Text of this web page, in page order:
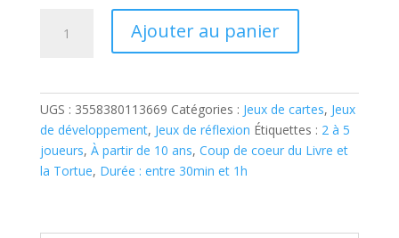
Ajouter au panier
UGS : 3558380113669 Catégories : Jeux de cartes, Jeux
de développement, Jeux de réflexion Étiquettes : 2 à 5
joueurs, À partir de 10 ans, Coup de coeur du Livre et
la Tortue, Durée : entre 30min et 1h